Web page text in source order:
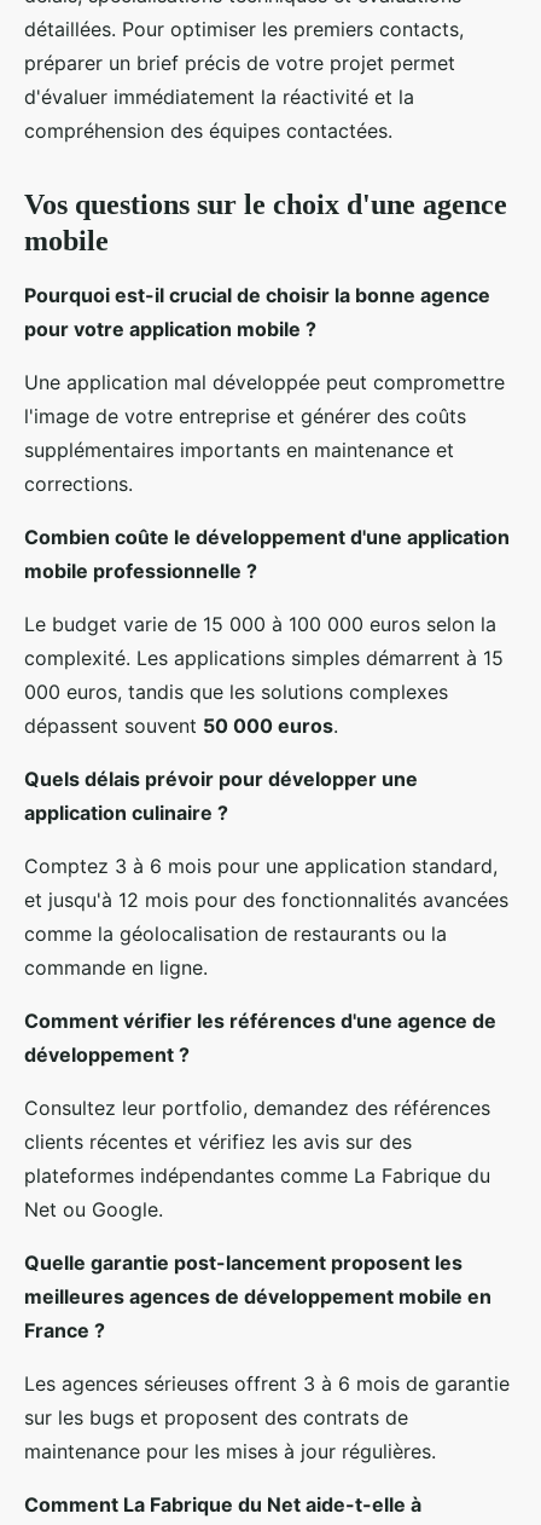
détaillées. Pour optimiser les premiers contacts,
préparer un brief précis de votre projet permet
d'évaluer immédiatement la réactivité et la
compréhension des équipes contactées.
Vos questions sur le choix d'une agence
mobile
Pourquoi est-il crucial de choisir la bonne agence
pour votre application mobile ?
Une application mal développée peut compromettre
l'image de votre entreprise et générer des coûts
supplémentaires importants en maintenance et
corrections.
Combien coûte le développement d'une application
mobile professionnelle ?
Le budget varie de 15 000 à 100 000 euros selon la
complexité. Les applications simples démarrent à 15
000 euros, tandis que les solutions complexes
dépassent souvent 50 000 euros.
Quels délais prévoir pour développer une
application culinaire ?
Comptez 3 à 6 mois pour une application standard,
et jusqu'à 12 mois pour des fonctionnalités avancées
comme la géolocalisation de restaurants ou la
commande en ligne.
Comment vérifier les références d'une agence de
développement ?
Consultez leur portfolio, demandez des références
clients récentes et vérifiez les avis sur des
plateformes indépendantes comme La Fabrique du
Net ou Google.
Quelle garantie post-lancement proposent les
meilleures agences de développement mobile en
France ?
Les agences sérieuses offrent 3 à 6 mois de garantie
sur les bugs et proposent des contrats de
maintenance pour les mises à jour régulières.
Comment La Fabrique du Net aide-t-elle à